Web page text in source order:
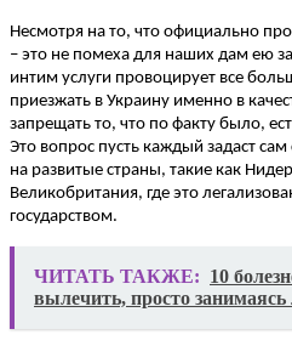
Несмотря на то, что официально
– это не помеха для наших дам ею
интим услуги провоцирует все
приезжать в Украину именно в
запрещать то, что по факту было,
Это вопрос пусть каждый задаст
на развитые страны, такие как
Великобритания, где это
государством.
ЧИТАТЬ ТАКЖЕ: 10
вылечить, просто